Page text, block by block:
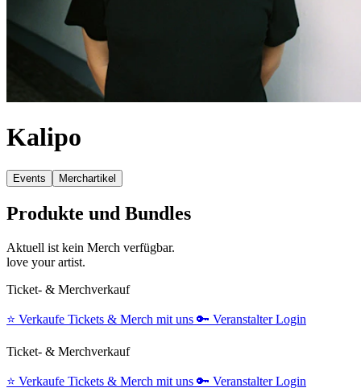
Kalipo
Events Merchartikel
Produkte und Bundles
Aktuell ist kein Merch verfügbar.
love your artist.
Ticket- & Merchverkauf
⭐️ Verkaufe Tickets & Merch mit uns 🔑 Veranstalter Login
Ticket- & Merchverkauf
⭐️ Verkaufe Tickets & Merch mit uns 🔑 Veranstalter Login